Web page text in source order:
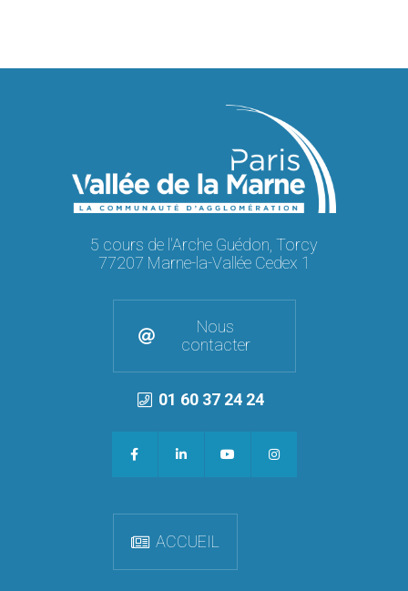
5 cours de l'Arche Guédon, Torcy
77207 Marne-la-Vallée Cedex 1
Nous
contacter
01 60 37 24 24
ACCUEIL